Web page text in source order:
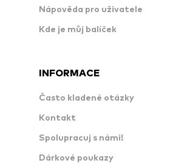
Nápověda pro uživatele
Kde je můj balíček
INFORMACE
Často kladené otázky
Kontakt
Spolupracuj s námi!
Dárkové poukazy